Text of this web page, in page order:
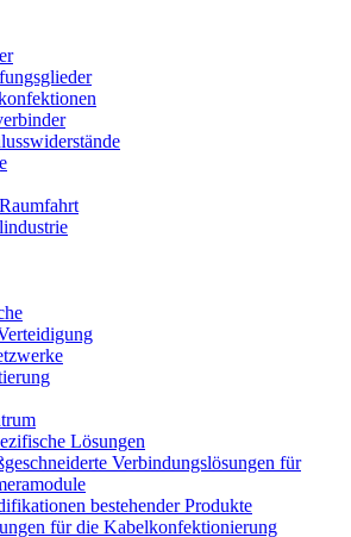
Lösungen
Verbindungslösungen für
bestehender Produkte
für die Kabelkonfektionierung